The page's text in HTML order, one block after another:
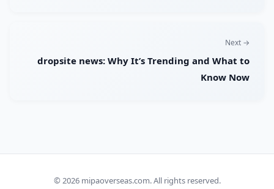
Next →
dropsite news: Why It’s Trending and What to
Know Now
© 2026 mipaoverseas.com. All rights reserved.